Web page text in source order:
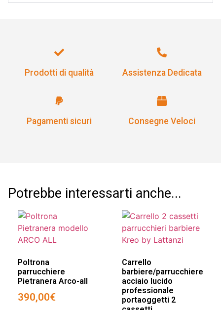
Prodotti di qualità Assistenza Dedicata
Pagamenti sicuri Consegne Veloci
Potrebbe interessarti anche...
Poltrona
parrucchiere
Pietranera Arco-all
390,00€
Carrello
barbiere/parrucchiere
acciaio lucido
professionale
portaoggetti 2